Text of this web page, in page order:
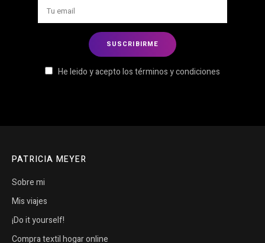
He leido y acepto los términos y condiciones
PATRICIA MEYER
Sobre mi
Mis viajes
¡Do it yourself!
Compra textil hogar online